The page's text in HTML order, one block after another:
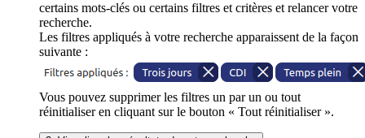
certains mots-clés ou certains filtres et critères et relancer votre
recherche.
Les filtres appliqués à votre recherche apparaissent de la façon
suivante :
Vous pouvez supprimer les filtres un par un ou tout
réinitialiser en cliquant sur le bouton « Tout réinitialiser ».